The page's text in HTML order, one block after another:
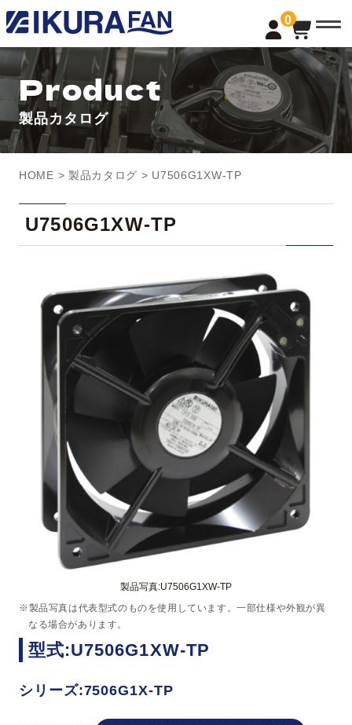
0
t
o
g
l
e
a
v
i
g
a
n
Product
製品カタログ
HOME > 製品カタログ > U7506G1XW-TP
U7506G1XW-TP
製品写真:U7506G1XW-TP
※製品写真は代表型式のものを使用しています。一部仕様や外観が異
なる場合があります。
型式:U7506G1XW-TP
シリーズ:7506G1X-TP